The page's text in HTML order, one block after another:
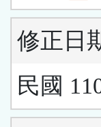
修正日
民國